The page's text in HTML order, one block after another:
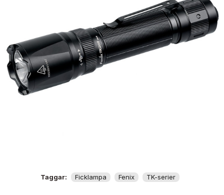
Taggar: Ficklampa Fenix TK-serier